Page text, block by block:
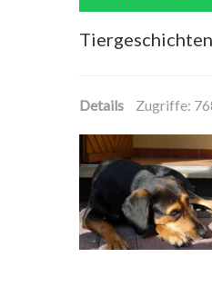
Details Zugriffe: